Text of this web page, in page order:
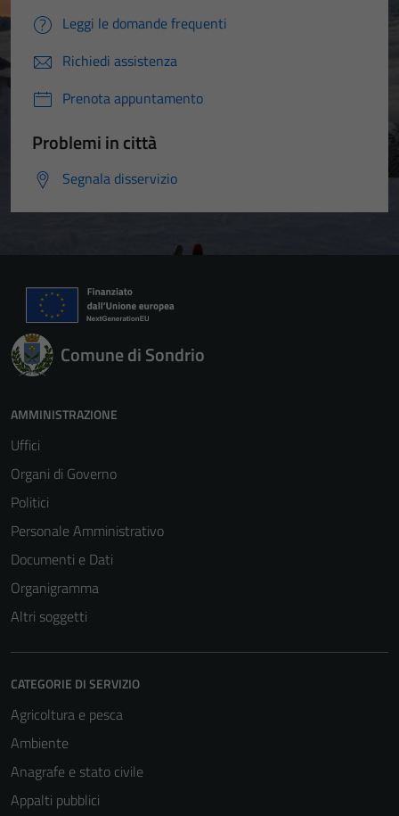
Leggi le domande frequenti
Richiedi assistenza
Prenota appuntamento
Problemi in città
Segnala disservizio
Comune di Sondrio
AMMINISTRAZIONE
Uffici
Organi di Governo
Politici
Personale Amministrativo
Documenti e Dati
Organigramma
Altri soggetti
CATEGORIE DI SERVIZIO
Agricoltura e pesca
Ambiente
Anagrafe e stato civile
Appalti pubblici